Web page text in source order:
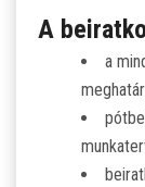
A
a